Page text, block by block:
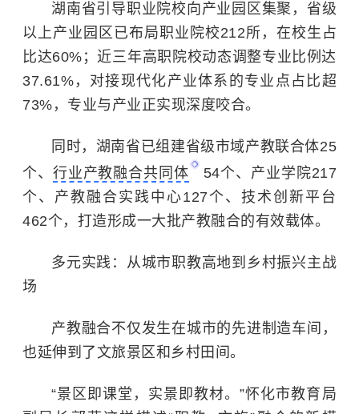
湖南省引导职业院校向产业园区集聚，省级
以上产业园区已布局职业院校212所，在校生占
比达60%；近三年高职院校动态调整专业比例达
37.61%，对接现代化产业体系的专业点占比超
73%，专业与产业正实现深度咬合。
同时，湖南省已组建省级市域产教联合体25
个、 行业产教融合共同体
54个、产业学院217
个、产教融合实践中心127个、技术创新平台
462个，打造形成一大批产教融合的有效载体。
多元实践：从城市职教高地到乡村振兴主战
场
产教融合不仅发生在城市的先进制造车间，
也延伸到了文旅景区和乡村田间。
“景区即课堂，实景即教材。”怀化市教育局